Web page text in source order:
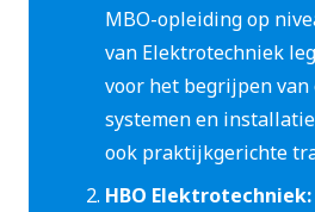
MBO-opleiding op
van Elektrotechniek
voor het begrijpen
systemen en
ook praktijkgerichte
HBO Elektrotechniek: